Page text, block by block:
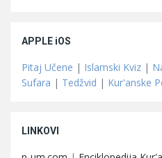
APPLE iOS
Pitaj Učene | Islamski Kviz |
Sufara | Tedžvid | Kur'anske
LINKOVI